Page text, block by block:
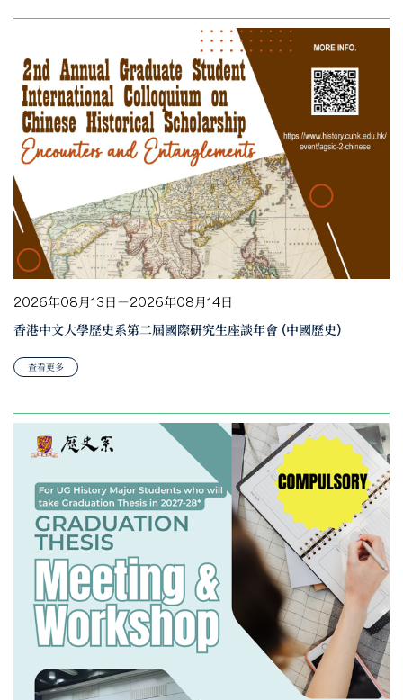
2026年08月13日－2026年08月14日
香港中文大學歷史系第二屆國際研究生座談年會 (中國歷史)
查看更多